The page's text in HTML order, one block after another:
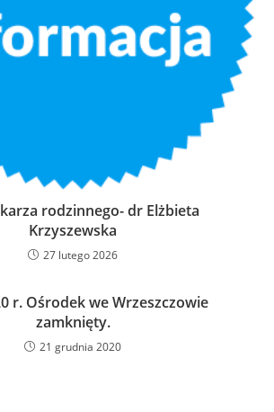
rodzinnego- dr Elżbieta
Krzyszewska
27 lutego 2026
r. Ośrodek we Wrzeszczowie
zamknięty.
21 grudnia 2020